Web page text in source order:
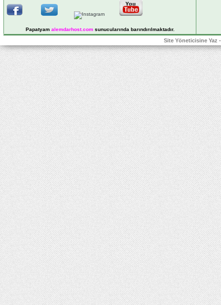
Papatyam alemdarhost.comsunucularında barındırılmaktadır.
Site Yöneticisine Yaz